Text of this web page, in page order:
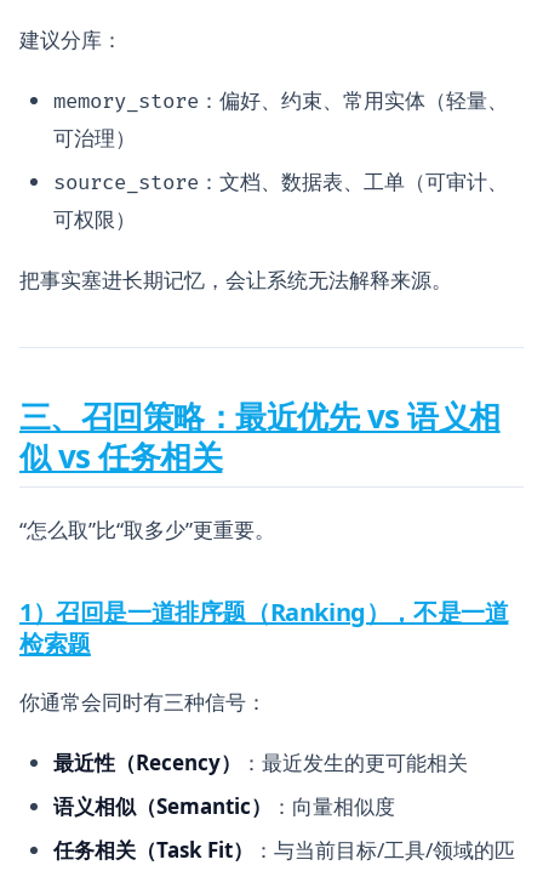
建议分库：
memory_store ：偏好、约束、常用实体（轻量、
可治理）
source_store ：文档、数据表、工单（可审计、
可权限）
把事实塞进长期记忆，会让系统无法解释来源。
三、召回策略：最近优先 vs 语义相
似 vs 任务相关
“怎么取”比“取多少”更重要。
1）召回是一道排序题（Ranking），不是一道
检索题
你通常会同时有三种信号：
最近性（Recency）
：最近发生的更可能相关
语义相似（Semantic）
：向量相似度
任务相关（Task Fit）
：与当前目标/工具/领域的匹